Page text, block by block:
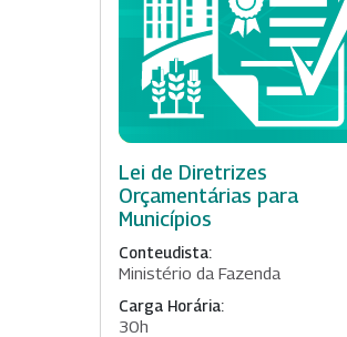
Lei de Diretrizes
Orçamentárias para
Municípios
Conteudista:
Ministério da Fazenda
Carga Horária:
30h